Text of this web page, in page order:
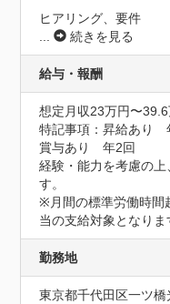
ヒアリング、要件
...
続きを見る
給与・報酬
想定月収23万円〜39.6
特記事項：昇給あり　
賞与あり　年2回
経験・能力を考慮の
す。
※月間の標準労働時間
当の支給対象となりま
勤務地
東京都千代田区一ツ